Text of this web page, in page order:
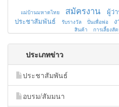
แม่บ้านมหาดไทย สมัครงาน ผู้ว่
ประชาสัมพันธ์
รับรางวัล ปั่นเพื่อพ่อ
สินค้า
การเลี้ยงสั
ประเภทข่าว
ประชาสัมพันธ์
อบรม/สัมมนา